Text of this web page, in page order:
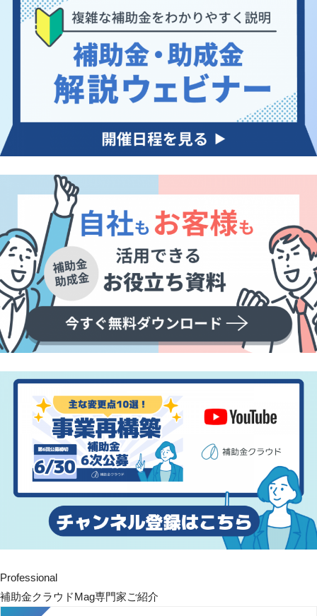
Professional
補助金クラウドMag専門家ご紹介